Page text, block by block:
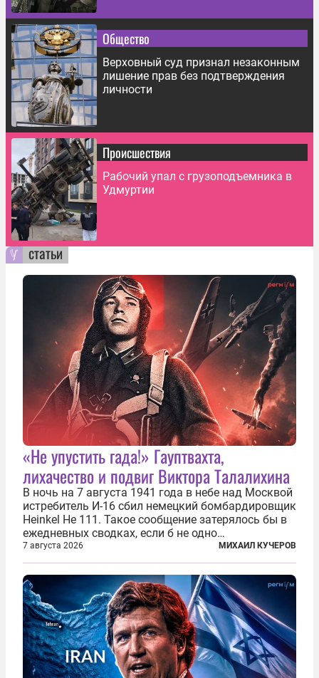
Общество
Верховный суд признал незаконным
лишение прав без подтверждения
личности
Происшествия
Рабочий упал с грузоподъемника в
Удмуртии
статьи
«Не упустить гада!» Гауптвахта,
лихачество и подвиг Виктора Талалихина
В ночь на 7 августа 1941 года в небе над Москвой
истребитель И-16 сбил немецкий бомбардировщик
Heinkel He 111. Такое сообщение затерялось бы в
ежедневных сводках, если б не одно
обстоятельство. Это был один из первых в
истории отечественной авиации ночных таранов.
У пилота — младшего лейтенанта...
7 августа 2026 МИХАИЛ КУЧЕРОВ